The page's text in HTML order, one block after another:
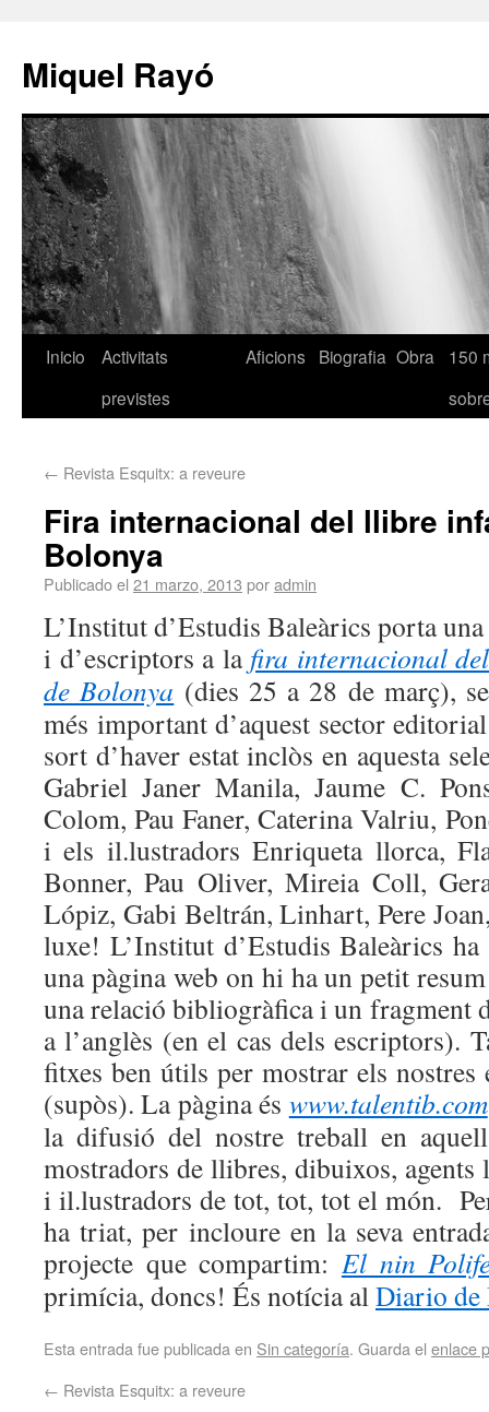
Miquel Rayó
Inicio
Activitats
previstes
Aficions Biografia Obra
150
← Revista Esquitx: a reveure
Fira internacional del llibre
Bolonya
Publicado el 21 marzo, 2013 poradmin
L’Institut d’Estudis Baleàrics porta
i d’escriptors a la fira internacional
de Bolonya (dies 25 a 28 de març),
més important d’aquest sector
sort d’haver estat inclòs en aquesta
Gabriel Janer Manila, Jaume C.
Colom, Pau Faner, Caterina Valriu,
i els il.lustradors Enriqueta llorca,
Bonner, Pau Oliver, Mireia Coll,
Lópiz, Gabi Beltrán, Linhart, Pere
luxe! L’Institut d’Estudis Baleàrics
una pàgina web on hi ha un petit
una relació bibliogràfica i un fragment
a l’anglès (en el cas dels escriptors).
fitxes ben útils per mostrar els nostres
(supòs). La pàgina és www.talentib.com
la difusió del nostre treball en
mostradors de llibres, dibuixos,
i il.lustradors de tot, tot, tot el món.
ha triat, per incloure en la seva
projecte que compartim: El nin
primícia, doncs! És notícia alDiario
Esta entrada fue publicada en Sin categoría. Guarda el enlace
← Revista Esquitx: a reveure